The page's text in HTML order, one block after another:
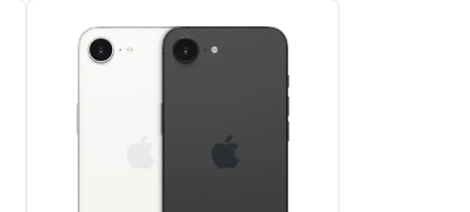
iPhone Air 1TB
¥156,000
iPhone Air 512GB
iPhone Air 256GB
¥128,000